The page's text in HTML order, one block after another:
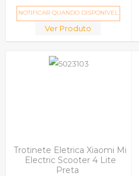
NOTIFICAR QUANDO DISPONÍVEL
Ver Produto
Trotinete Eletrica Xiaomi Mi
Electric Scooter 4 Lite
Preta